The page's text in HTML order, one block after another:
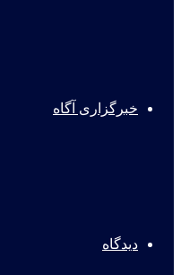
خبرگزاری آگاه
دیدگاه